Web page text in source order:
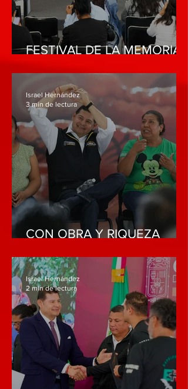
FESTIVAL DE LA MEMORIA
COLOCA AL ESTADO
COMO REFERENTE
CULTURAL NACIONAL
CON OBRA Y RIQUEZA
ESTATAL INCENTIVA AL
TALENTO ARTESANAL
Israel Hernández
3 min de lectura
Israel Hernández
2 min de lectura